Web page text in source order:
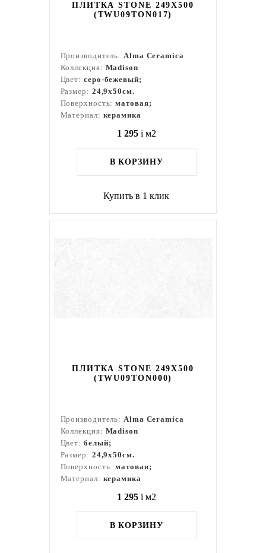
ПЛИТКА STONE 249X500
(TWU09TON017)
Производитель:Alma Ceramica
Коллекция: Madison
Цвет: серо-бежевый;
Размер: 24,9x50см.
Поверхность:матовая;
Материал: керамика
1 295 i м2
В КОРЗИНУ
Купить в 1 клик
ПЛИТКА STONE 249X500
(TWU09TON000)
Производитель:Alma Ceramica
Коллекция: Madison
Цвет: белый;
Размер: 24,9x50см.
Поверхность:матовая;
Материал: керамика
1 295 i м2
В КОРЗИНУ